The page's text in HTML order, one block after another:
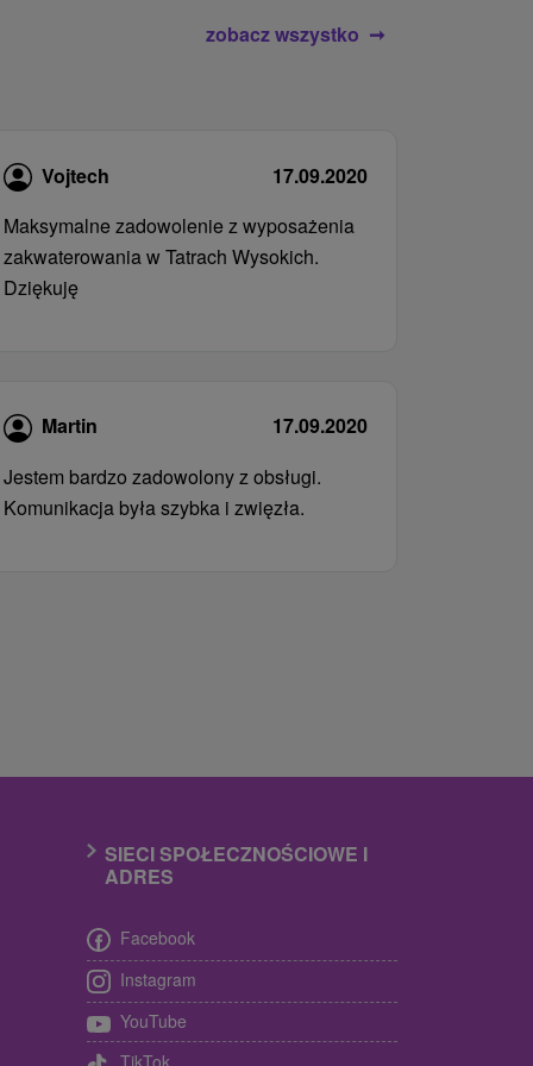
zobacz wszystko
Vojtech
17.09.2020
Maksymalne zadowolenie z wyposażenia
zakwaterowania w Tatrach Wysokich.
Dziękuję
Martin
17.09.2020
Jestem bardzo zadowolony z obsługi.
Komunikacja była szybka i zwięzła.
SIECI SPOŁECZNOŚCIOWE I
ADRES
Facebook
Instagram
YouTube
TikTok